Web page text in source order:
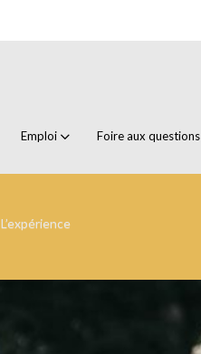
Emploi Foire aux questions
L’expérience